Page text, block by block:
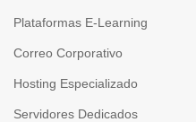
Plataformas E-Learning
Correo Corporativo
Hosting Especializado
Servidores Dedicados